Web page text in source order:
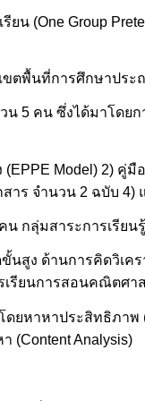
ยน (One Group
ตพื้นที่การศึกษาประ
5 คน ซึ่งได้มาโดยก
Model) 2)
สาร จำนวน 2 ฉบับ
น กลุ่มสาระการเรีย
นสูง ด้านการคิดวิเ
รียนการสอนคณิตศา
ยหาหาประสิทธิภาพ
(Content Analysis)